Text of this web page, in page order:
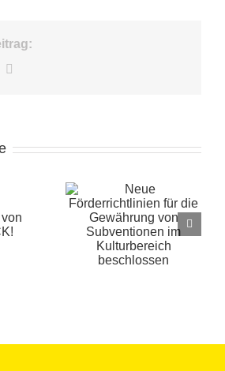
Städtisches
für die